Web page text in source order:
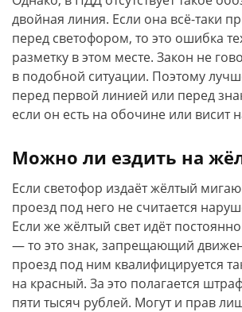
двойная линия. Если она всё-таки
перед светофором, то это ошибка
разметку в этом месте. Закон не
в подобной ситуации. Поэтому
перед первой линией или перед
если он есть на обочине или висит
Можно ли ездить на
Если светофор издаёт жёлтый
проезд под него не считается
Если же жёлтый свет идёт
— то это знак, запрещающий
проезд под ним квалифицируется
на красный. За это полагается
пяти тысяч рублей. Могут и прав